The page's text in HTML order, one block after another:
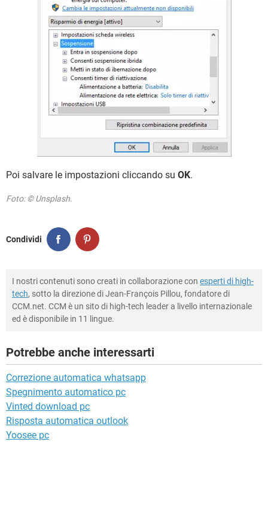
Poi salvare le impostazioni cliccando su OK.
Foto: © Unsplash.
Condividi
I nostri contenuti sono creati in collaborazione con esperti di high-
tech, sotto la direzione di Jean-François Pillou, fondatore di
CCM.net. CCM è un sito di high-tech leader a livello internazionale
ed è disponibile in 11 lingue.
Potrebbe anche interessarti
Correzione automatica whatsapp
Spegnimento automatico pc
Vinted download pc
Risposta automatica outlook
Yoosee pc